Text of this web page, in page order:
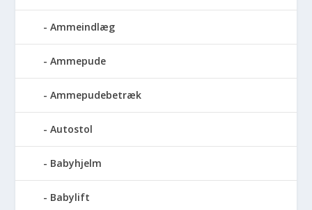
Ammeindlæg
Ammepude
Ammepudebetræk
Autostol
Babyhjelm
Babylift